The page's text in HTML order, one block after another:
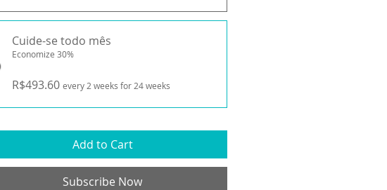
Cuide-se todo mês
Economize 30%
R$493.60 every 2 weeks for 24 weeks
Add to Cart
Subscribe Now